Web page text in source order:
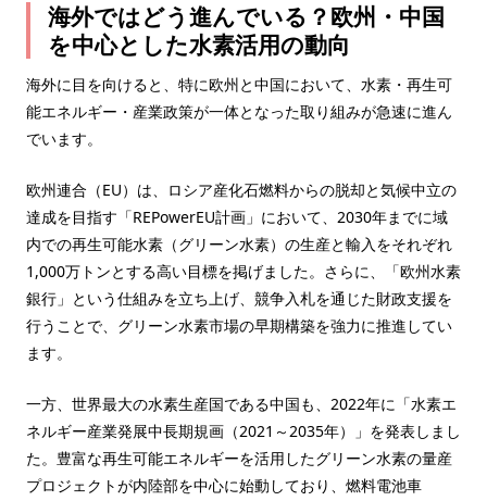
海外ではどう進んでいる？欧州・中国
を中心とした水素活用の動向
海外に目を向けると、特に欧州と中国において、水素・再生可
能エネルギー・産業政策が一体となった取り組みが急速に進ん
でいます。
欧州連合（EU）は、ロシア産化石燃料からの脱却と気候中立の
達成を目指す「REPowerEU計画」において、2030年までに域
内での再生可能水素（グリーン水素）の生産と輸入をそれぞれ
1,000万トンとする高い目標を掲げました。さらに、「欧州水素
銀行」という仕組みを立ち上げ、競争入札を通じた財政支援を
行うことで、グリーン水素市場の早期構築を強力に推進してい
ます。
一方、世界最大の水素生産国である中国も、2022年に「水素エ
ネルギー産業発展中長期規画（2021～2035年）」を発表しまし
た。豊富な再生可能エネルギーを活用したグリーン水素の量産
プロジェクトが内陸部を中心に始動しており、燃料電池車